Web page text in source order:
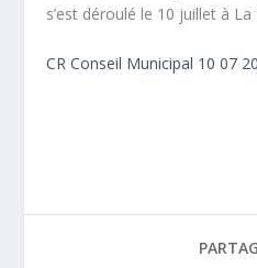
s’est déroulé le 10 juillet à
CR Conseil Municipal 10 07